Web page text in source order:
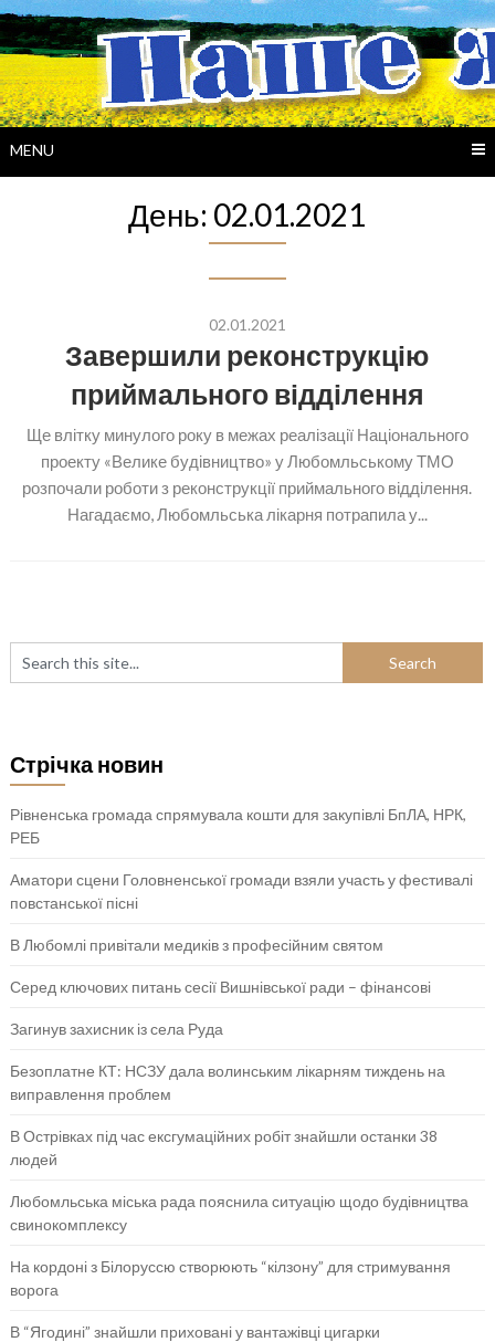
Skip
to
content
MENU
День: 02.01.2021
02.01.2021
Завершили реконструкцію
приймального відділення
Ще влітку минулого року в межах реалізації Національного
проекту «Велике будівництво» у Любомльському ТМО
розпочали роботи з реконструкції приймального відділення.
Нагадаємо, Любомльська лікарня потрапила у...
Стрічка новин
Рівненська громада спрямувала кошти для закупівлі БпЛА, НРК,
РЕБ
Аматори сцени Головненської громади взяли участь у фестивалі
повстанської пісні
В Любомлі привітали медиків з професійним святом
Серед ключових питань сесії Вишнівської ради – фінансові
Загинув захисник із села Руда
Безоплатне КТ: НСЗУ дала волинським лікарням тиждень на
виправлення проблем
В Острівках під час ексгумаційних робіт знайшли останки 38
людей
Любомльська міська рада пояснила ситуацію щодо будівництва
свинокомплексу
На кордоні з Білоруссю створюють “кілзону” для стримування
ворога
В “Ягодині” знайшли приховані у вантажівці цигарки